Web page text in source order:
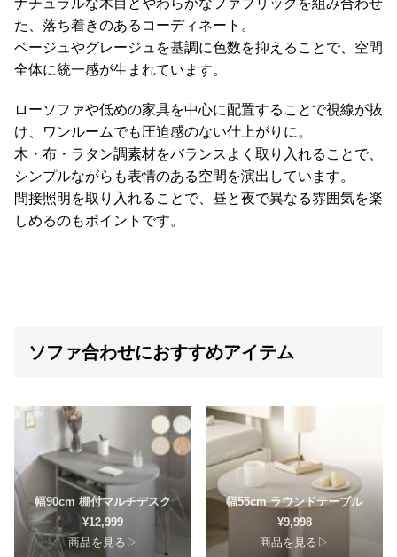
ナチュラルな木目とやわらかなファブリックを組み合わせ
た、落ち着きのあるコーディネート。
ベージュやグレージュを基調に色数を抑えることで、空間
全体に統一感が生まれています。
ローソファや低めの家具を中心に配置することで視線が抜
け、ワンルームでも圧迫感のない仕上がりに。
木・布・ラタン調素材をバランスよく取り入れることで、
シンプルながらも表情のある空間を演出しています。
間接照明を取り入れることで、昼と夜で異なる雰囲気を楽
しめるのもポイントです。
ソファ合わせにおすすめアイテム
幅90cm 棚付マルチデスク
¥12,999
商品を見る▷
幅55cm ラウンドテーブル
¥9,998
商品を見る▷